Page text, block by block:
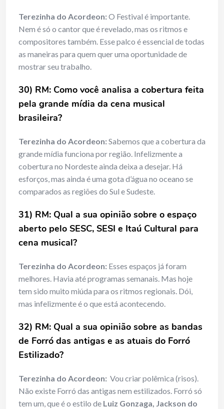
Terezinha do Acordeon:O Festival é importante.
Nem é só o cantor que é revelado, mas os ritmos e
compositores também. Esse palco é essencial de todas
as maneiras para quem quer uma oportunidade de
mostrar seu trabalho.
30) RM: Como você analisa a cobertura feita
pela grande mídia da cena musical
brasileira?
Terezinha do Acordeon:Sabemos que a cobertura da
grande mídia funciona por região. Infelizmente a
cobertura no Nordeste ainda deixa a desejar. Há
esforços, mas ainda é uma gota d’água no oceano se
comparados as regiões do Sul e Sudeste.
31) RM: Qual a sua opinião sobre o espaço
aberto pelo SESC, SESI e Itaú Cultural para
cena musical?
Terezinha do Acordeon: Esses espaços já foram
melhores. Havia até programas semanais. Mas hoje
tem sido muito miúda para os ritmos regionais. Dói,
mas infelizmente é o que está acontecendo.
32) RM: Qual a sua opinião sobre as bandas
de Forró das antigas e as atuais do Forró
Estilizado?
Terezinha do Acordeon: Vou criar polêmica (risos).
Não existe Forró das antigas nem estilizados. Forró só
tem um, que é o estilo de Luiz Gonzaga, Jackson do